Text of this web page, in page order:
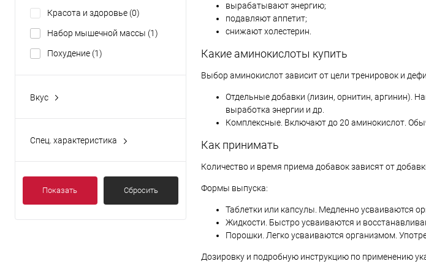
Красота и здоровье (0)
Набор мышечной массы (1)
Похудение (1)
Вкус
Вишня(0)
Спец. характеристика
Показать Сбросить
вырабатывают энергию;
подавляют аппетит;
снижают холестерин.
Какие аминокислоты купить
Выбор аминокислот зависит от цели тренировок и
Отдельные добавки (лизин, орнитин, аргинин).
выработка энергии и др.
Комплексные. Включают до 20 аминокислот.
Как принимать
Количество и время приема добавок зависят от
Формы выпуска:
Таблетки или капсулы. Медленно усваиваются
Жидкости. Быстро усваиваются и
Порошки. Легко усваиваются организмом.
Дозировку и подробную инструкцию по применению